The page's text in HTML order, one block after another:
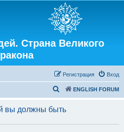
Страна Великого
Вход
Регистрация
ENGLISH FORUM
и
с
вы должны быть